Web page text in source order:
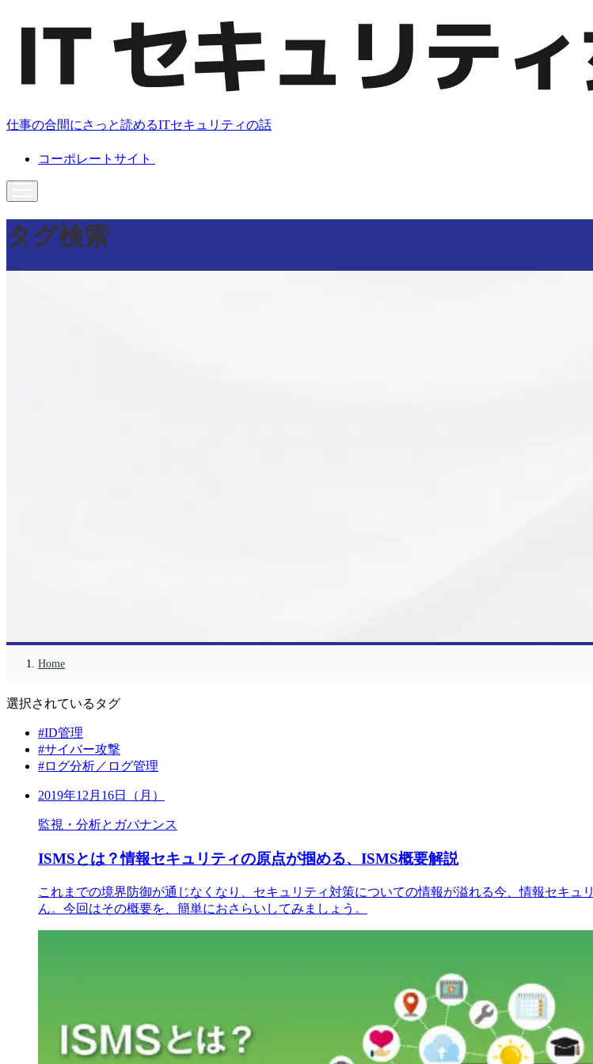
仕事の合間にさっと読めるITセキュリティの話
コーポレートサイト
タグ検索
Home
選択されているタグ
#ID管理
#サイバー攻撃
#ログ分析／ログ管理
2019年12月16日（月）
監視・分析とガバナンス
ISMSとは？情報セキュリティの原点が掴める、ISMS概要解説
これまでの境界防御が通じなくなり、セキュリティ対策についての情報が溢れる今、情報セキ
ん。今回はその概要を、簡単におさらいしてみましょう。